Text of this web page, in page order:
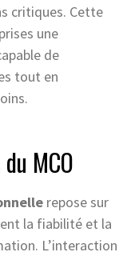
critiques. Cette
une
de
tout en
MCO
repose sur
la fiabilité et la
L’interaction